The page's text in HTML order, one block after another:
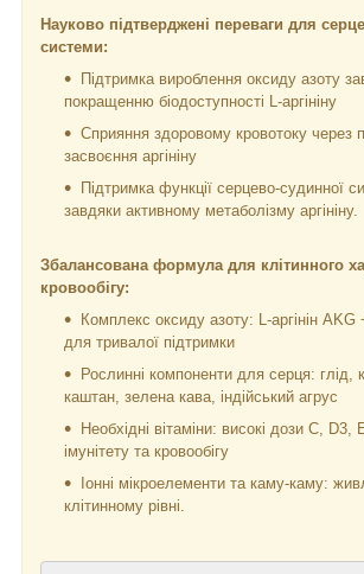
Науково підтверджені переваги для
системи:
Підтримка вироблення оксиду азоту
покращенню біодоступності L-аргініну
Сприяння здоровому кровотоку через
засвоєння аргініну
Підтримка функції серцево-судинної
завдяки активному метаболізму аргініну.
Збалансована формула для клітинного
кровообігу:
Комплекс оксиду азоту: L-аргінін AKG
для тривалої підтримки
Рослинні компоненти для серця: глід,
каштан, зелена кава, індійський агрус
Необхідні вітаміни: високі дози C,
імунітету та кровообігу
Іонні мікроелементи та каму-каму:
клітинному рівні.